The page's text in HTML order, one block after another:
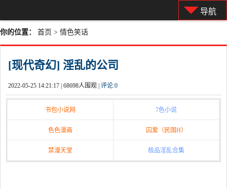
导航
你的位置： 首页 > 情色笑话
[现代奇幻] 淫乱的公司
2022-05-25 14:21:17 | 68698人围观 | 评论:0
书包小说网 7色小说
色色漫画 囚爱（民国H）
禁漫天堂 极品淫乱合集